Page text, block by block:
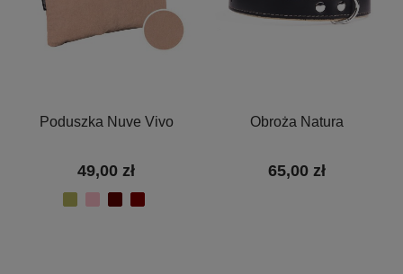
Poduszka Nuve Vivo
49,00 zł
Obroża Natura
65,00 zł